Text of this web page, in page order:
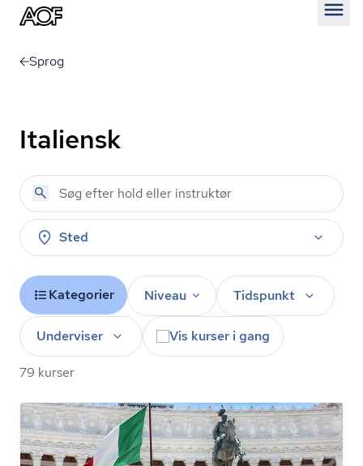
Sprog
Italiensk
Sted
Kategorier Niveau Tidspunkt
Underviser Vis kurser i gang
79 kurser